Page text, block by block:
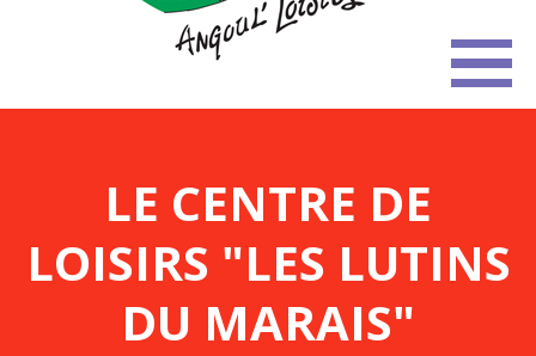
LE CENTRE DE
LOISIRS "LES LUTINS
DU MARAIS"